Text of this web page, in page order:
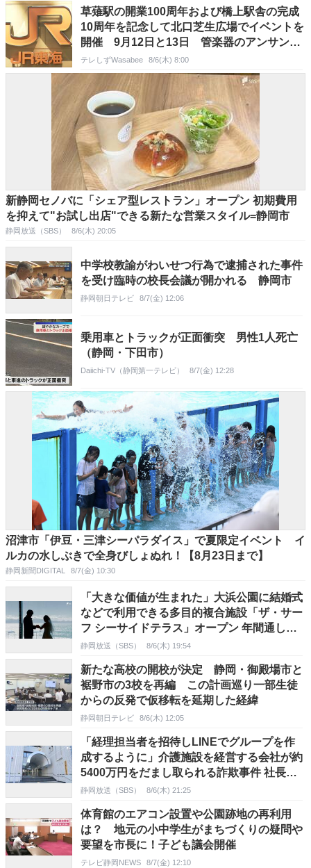
草薙駅の開業100周年および橋上駅舎の完成
10周年を記念して北口芝生広場でイベントを
開催 9月12日と13日 管楽器のアンサンブ
ル演奏を聴きながら乗車する臨時急行の運行
も【JR東海】
テレしずWasabee 8/6(木) 8:00
新静岡セノバに「シェア型レストラン」オープン 初期費用
を抑えて"お試し出店"できる新たな営業スタイル=静岡市
静岡放送（SBS） 8/6(木) 20:05
中学校教諭がわいせつ行為で逮捕された事件
を受け臨時の校長会議が開かれる 静岡市
静岡朝日テレビ 8/7(金) 12:06
乗用車とトラックが正面衝突 男性1人死亡
（静岡・下田市）
Daiichi-TV（静岡第一テレビ） 8/7(金) 12:28
沼津市「伊豆・三津シーパラダイス」で夏限定イベント イ
ルカの水しぶきで全身びしょぬれ！【8月23日まで】
静岡新聞DIGITAL 8/7(金) 10:30
「大きな価値が生まれた」大浜公園に結婚式
などで利用できる多目的複合施設「ザ・サー
フ シーサイドテラス」オープン 年間通して
人が集まる海辺のリゾートへ=静岡市
静岡放送（SBS） 8/6(木) 19:54
新たな高校の開校が決定 静岡・御殿場市と
裾野市の3校を再編 この計画巡り一部生徒
からの反発で仮移転を延期した経緯
静岡朝日テレビ 8/6(木) 12:05
「経理担当者を招待しLINEでグループを作
成するように」介護施設を経営する会社が約
5400万円をだまし取られる詐欺事件 社長に
確認して被害に気付く=静岡県警
静岡放送（SBS） 8/6(木) 21:25
体育館のエアコン設置や公園跡地の再利用
は？ 地元の小中学生がまちづくりの疑問や
要望を市長に！子ども議会開催
テレビ静岡NEWS 8/7(金) 12:10